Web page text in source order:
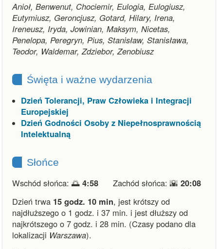
Anioł, Benwenut, Chociemir, Eulogia, Eulogiusz,
Eutymiusz, Geroncjusz, Gotard, Hilary, Irena,
Ireneusz, Iryda, Jowinian, Maksym, Nicetas,
Penelopa, Peregryn, Pius, Stanisław, Stanisława,
Teodor, Waldemar, Zdziebor, Zenobiusz
Święta i ważne wydarzenia
Dzień Tolerancji, Praw Człowieka i Integracji
Europejskiej
Dzień Godności Osoby z Niepełnosprawnością
Intelektualną
Słońce
Wschód słońca: 🌅 4:58 Zachód słońca: 🌇 20:08
Dzień trwa 15 godz. 10 min, jest krótszy od
najdłuższego o 1 godz. i 37 min. i jest dłuższy od
najkrótszego o 7 godz. i 28 min. (Czasy podano dla
lokalizacji Warszawa).